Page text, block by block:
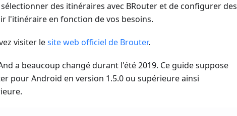
des itinéraires avec BRouter et de configurer des
l'itinéraire en fonction de vos besoins.
visiter lesite web officiel de Brouter.
a beaucoup changé durant l'été 2019. Ce guide suppose
pour Android en version 1.5.0 ou supérieure ainsi